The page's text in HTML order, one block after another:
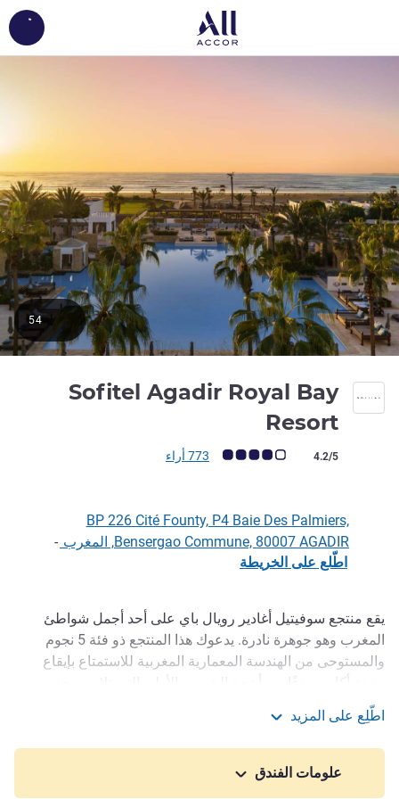
Sofitel Agadir Royal Bay
Resort
ملاحظة أراء العملاء (رأي ALL)
4.2/5 773 أراء
54
BP 226 Cité Founty, P4 Baie Des Palmiers,
Bensergao Commune, 80007 AGADIR, المغرب
-
اطّلع على الخريطة
الوصف
يقع منتجع سوفيتيل أغادير رويال باي على أحد أجمل شواطئ
المغرب وهو جوهرة نادرة. يدعوك هذا المنتجع ذو فئة 5 نجوم
والمستوحى من الهندسة المعمارية المغربية للاستمتاع بإيقاع
السباحة إلى الأمسيات المفعمة بالحيوية في الرياض.
هذه الوجهة الفريدة بالاسترخاء والاحتفال. مع العائلة أو الزوجان
اطّلِع على المزيد
علومات الفندق